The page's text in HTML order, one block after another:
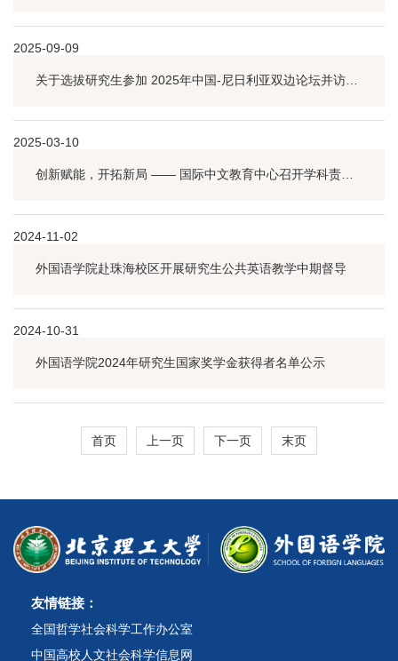
2025-09-09
2025-03-10
2024-11-02
外国语学院赴珠海校区开展研究生公共英语教学中期督导
2024-10-31
外国语学院2024年研究生国家奖学金获得者名单公示
首页 上一页 下一页 末页
友情链接：
全国哲学社会科学工作办公室
中国高校人文社会科学信息网